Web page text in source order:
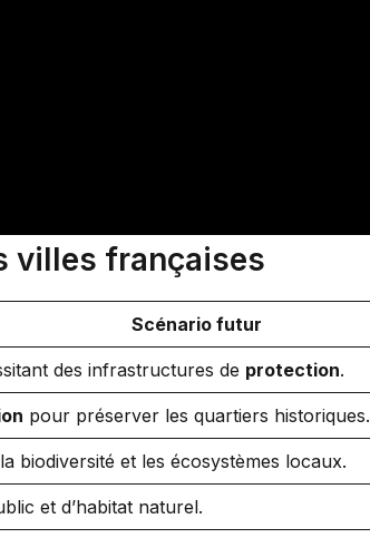
villes françaises
Scénario futur
des infrastructures de protection.
pour préserver les quartiers historiques.
biodiversité et les écosystèmes locaux.
et d’habitat naturel.